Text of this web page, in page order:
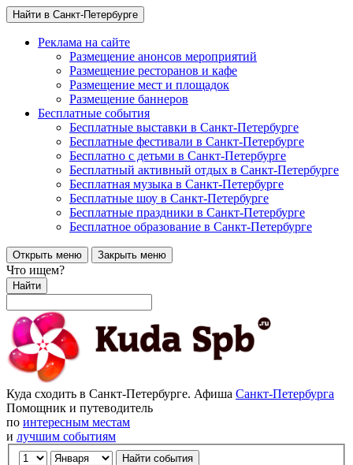
Найти в Санкт-Петербурге
Реклама на сайте
Размещение анонсов мероприятий
Размещение ресторанов и кафе
Размещение мест и площадок
Размещение баннеров
Бесплатные события
Бесплатные выставки в Санкт-Петербурге
Бесплатные фестивали в Санкт-Петербурге
Бесплатно с детьми в Санкт-Петербурге
Бесплатный активный отдых в Санкт-Петербурге
Бесплатная музыка в Санкт-Петербурге
Бесплатные шоу в Санкт-Петербурге
Бесплатные праздники в Санкт-Петербурге
Бесплатное образование в Санкт-Петербурге
Открыть меню Закрыть меню
Что ищем?
Найти
Куда сходить в Санкт-Петербурге. Афиша Санкт-Петербурга
Помощник и путеводитель
по интересным местам
и лучшим событиям